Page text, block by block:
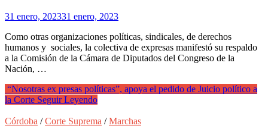
31 enero, 202331 enero, 2023
Como otras organizaciones políticas, sindicales, de derechos
humanos y sociales, la colectiva de expresas manifestó su respaldo
a la Comisión de la Cámara de Diputados del Congreso de la
Nación, …
“Nosotras ex presas políticas”, apoya el pedido de Juicio político a
la Corte Seguir Leyendo
Córdoba /Corte Suprema /Marchas